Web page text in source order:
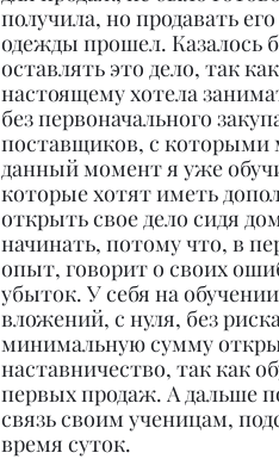
получила, но продавать
одежды прошел. Казалось
оставлять это дело, так
настоящему хотела
без первоначального
поставщиков, с которыми
данный момент я уже
которые хотят иметь
открыть свое дело сидя
начинать, потому что, в
опыт, говорит о своих
убыток. У себя на
вложений, с нуля, без
минимальную сумму
наставничество, так как
первых продаж. А дальше
связь своим ученицам,
время суток.